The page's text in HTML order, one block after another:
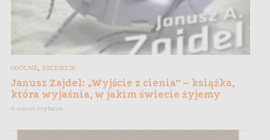
OGÓLNE, RECENZJA
Janusz Zajdel: „Wyjście z cienia” – książka,
która wyjaśnia, w jakim świecie żyjemy
6 minut czytania